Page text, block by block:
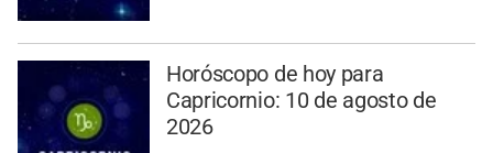
Horóscopo de hoy para
Capricornio: 10 de agosto de
2026